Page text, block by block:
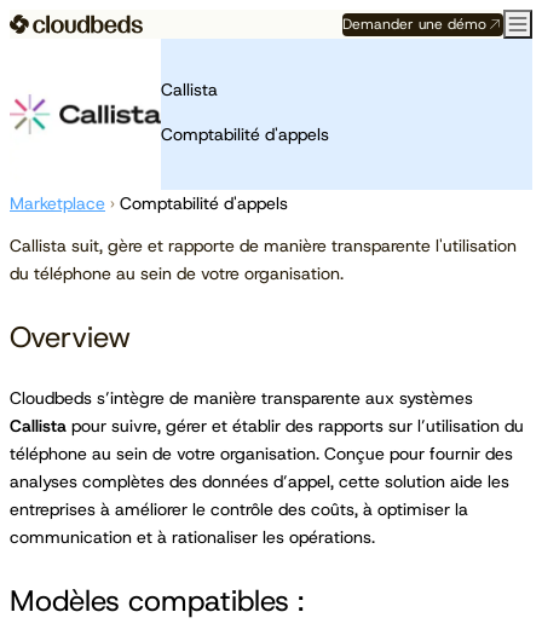
Demander une démo
Callista
Comptabilité d'appels
Marketplace › Comptabilité d'appels
Callista suit, gère et rapporte de manière transparente l'utilisation
du téléphone au sein de votre organisation.
Overview
Cloudbeds s’intègre de manière transparente aux systèmes
Callista pour suivre, gérer et établir des rapports sur l’utilisation du
téléphone au sein de votre organisation. Conçue pour fournir des
analyses complètes des données d’appel, cette solution aide les
entreprises à améliorer le contrôle des coûts, à optimiser la
communication et à rationaliser les opérations.
Modèles compatibles :